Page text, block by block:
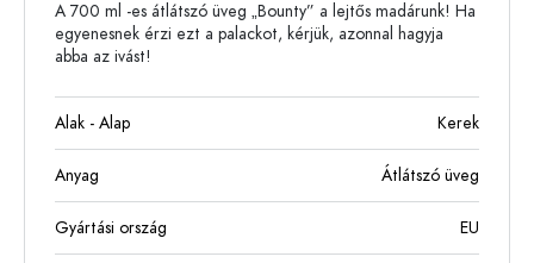
A 700 ml -es átlátszó üveg „Bounty” a lejtős madárunk! Ha
egyenesnek érzi ezt a palackot, kérjük, azonnal hagyja
abba az ivást!
Alak - Alap Kerek
Anyag Átlátszó üveg
Gyártási ország EU